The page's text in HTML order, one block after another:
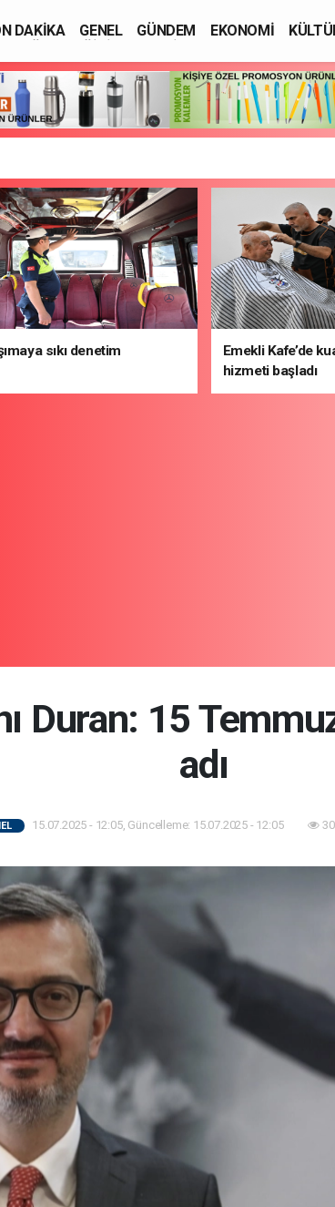
DAKİKA GENEL GÜNDEM EKONOMİ
sıkı denetim
Emekli Kafe’de
hizmeti başladı
Duran: 15
adı
15.07.2025 - 12:05, Güncelleme: 15.07.2025 - 12:05